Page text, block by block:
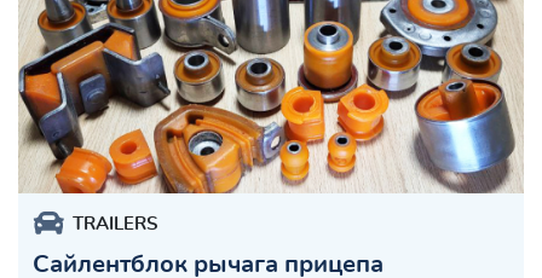
TRAILERS
Сайлентблок рычага прицепа